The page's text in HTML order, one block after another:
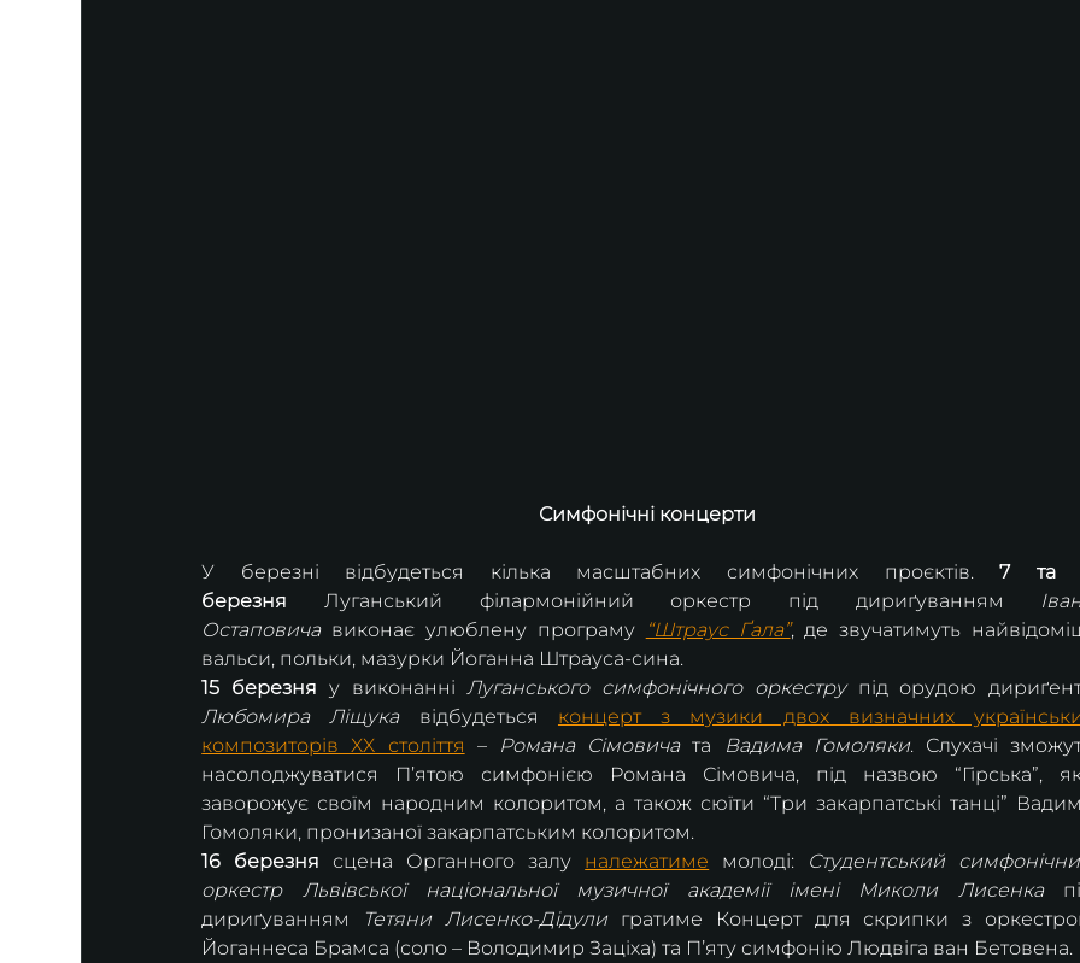
Симфонічні концерти
У березні відбудеться кілька масштабних симфонічних проєктів. 7 та
березня Луганський філармонійний оркестр під дириґуванням
Остаповича виконає улюблену програму “Штраус Ґала”, де звучатимуть
вальси, польки, мазурки Йоганна Штрауса-сина.
15 березня у виконанні Луганського симфонічного оркестру
Любомира Ліщука відбудеться концерт з музики двох визначних
композиторів XX століття – Романа Сімовича та Вадима Гомоляки. Слухачі
насолоджуватися П’ятою симфонією Романа Сімовича, під назвою “Гірська”,
заворожує своїм народним колоритом, а також сюїти “Три закарпатські танці”
Гомоляки, пронизаної закарпатським колоритом.
16 березня сцена Органного залу належатиме молоді: Студентський
оркестр Львівської національної музичної академії імені Миколи Лисенка
дириґуванням
Тетяни Лисенко-Дідули гратиме Концерт для скрипки з
Йоганнеса Брамса (соло – Володимир Заціха) та Пʼяту симфонію Людвіга ван Бетовена.